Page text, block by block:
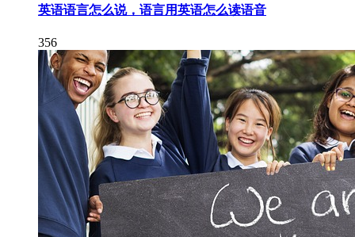
英语语言怎么说，语言用英语怎么读语音
356